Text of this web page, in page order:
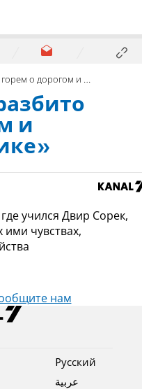
и любимом ученике»
и
учился Двир Сорек,
чувствах,
нам
Pусский
عربية